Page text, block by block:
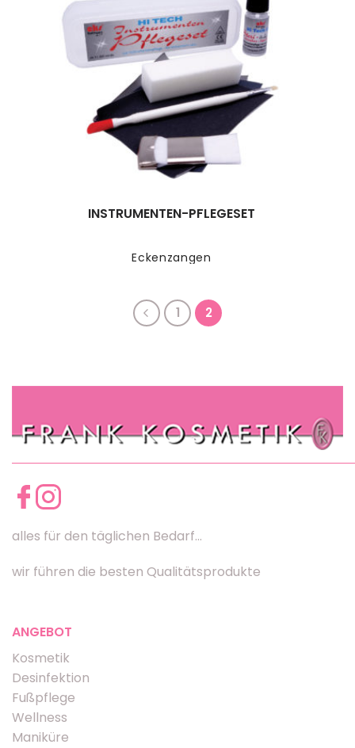
Eckenzangen
INSTRUMENTEN-PFLEGESET
1 2
alles für den täglichen Bedarf...
wir führen die besten Qualitätsprodukte
ANGEBOT
Kosmetik
Desinfektion
Fußpflege
Wellness
Maniküre